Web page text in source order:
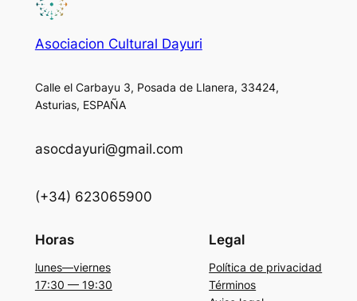
Asociacion Cultural Dayuri
Calle el Carbayu 3, Posada de Llanera, 33424,
Asturias, ESPAÑA
asocdayuri@gmail.com
(+34) 623065900
Horas
lunes—viernes
17:30 — 19:30
Legal
Política de privacidad
Términos